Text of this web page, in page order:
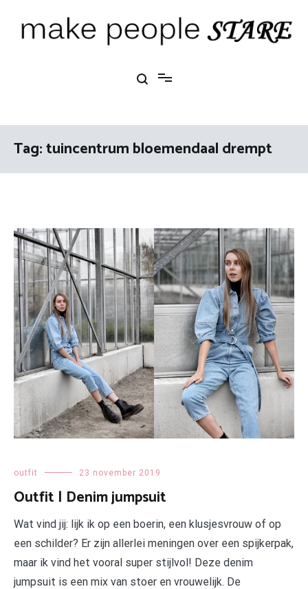
Tag:tuincentrum bloemendaal drempt
outfit 23 november 2019
Outfit | Denim jumpsuit
Wat vind jij: lijk ik op een boerin, een klusjesvrouw of op
een schilder? Er zijn allerlei meningen over een spijkerpak,
maar ik vind het vooral super stijlvol! Deze denim
jumpsuit is een mix van stoer en vrouwelijk. De